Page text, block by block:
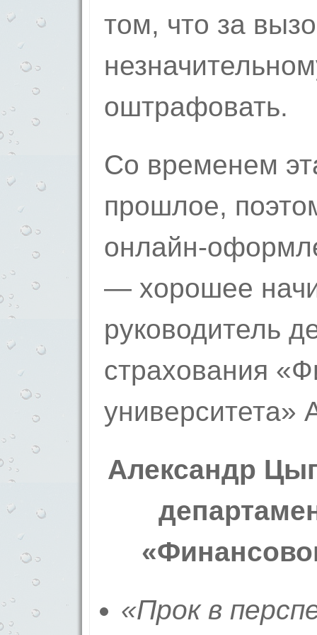
том, что за
оштрафовать.
Со временем
прошлое,
онлайн-
— хорошее
руководитель
страхования
университета»
Александр
«Прок в